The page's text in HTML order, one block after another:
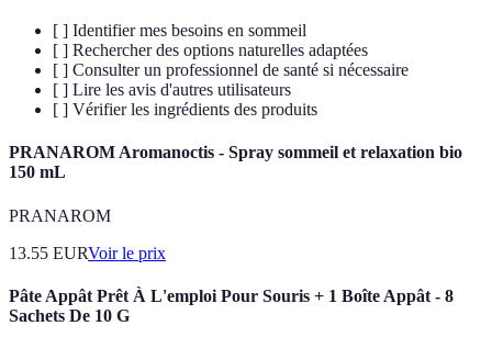
[ ] Identifier mes besoins en sommeil
[ ] Rechercher des options naturelles adaptées
[ ] Consulter un professionnel de santé si nécessaire
[ ] Lire les avis d'autres utilisateurs
[ ] Vérifier les ingrédients des produits
PRANAROM Aromanoctis - Spray sommeil et relaxation bio
150 mL
PRANAROM
13.55 EURVoir le prix
Pâte Appât Prêt À L'emploi Pour Souris + 1 Boîte Appât - 8
Sachets De 10 G